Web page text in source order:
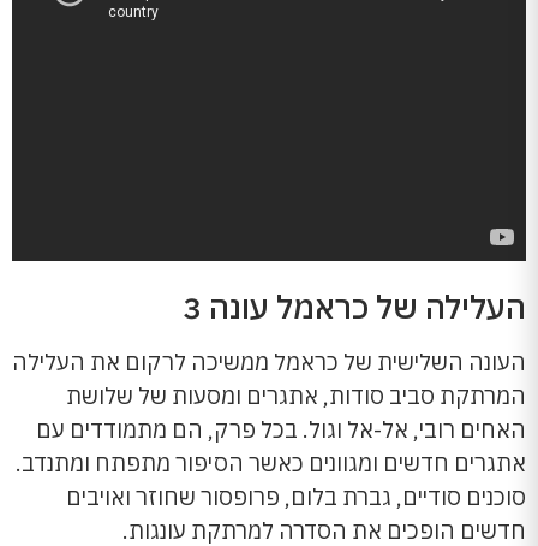
העלילה של כראמל עונה 3
העונה השלישית של כראמל ממשיכה לרקום את העלילה
המרתקת סביב סודות, אתגרים ומסעות של שלושת
האחים רובי, אל-אל וגול. בכל פרק, הם מתמודדים עם
אתגרים חדשים ומגוונים כאשר הסיפור מתפתח ומתנדב.
סוכנים סודיים, גברת בלום, פרופסור שחוזר ואויבים
חדשים הופכים את הסדרה למרתקת עונגות.